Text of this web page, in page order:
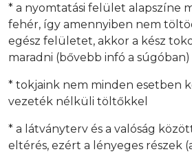
* a nyomtatási felület alapszíne
fehér, így amennyiben nem
egész felületet, akkor a kész
maradni (bővebb infó a súgóban)
* tokjaink nem minden esetben
vezeték nélküli töltőkkel
* a látványterv és a valóság
eltérés, ezért a lényeges részek